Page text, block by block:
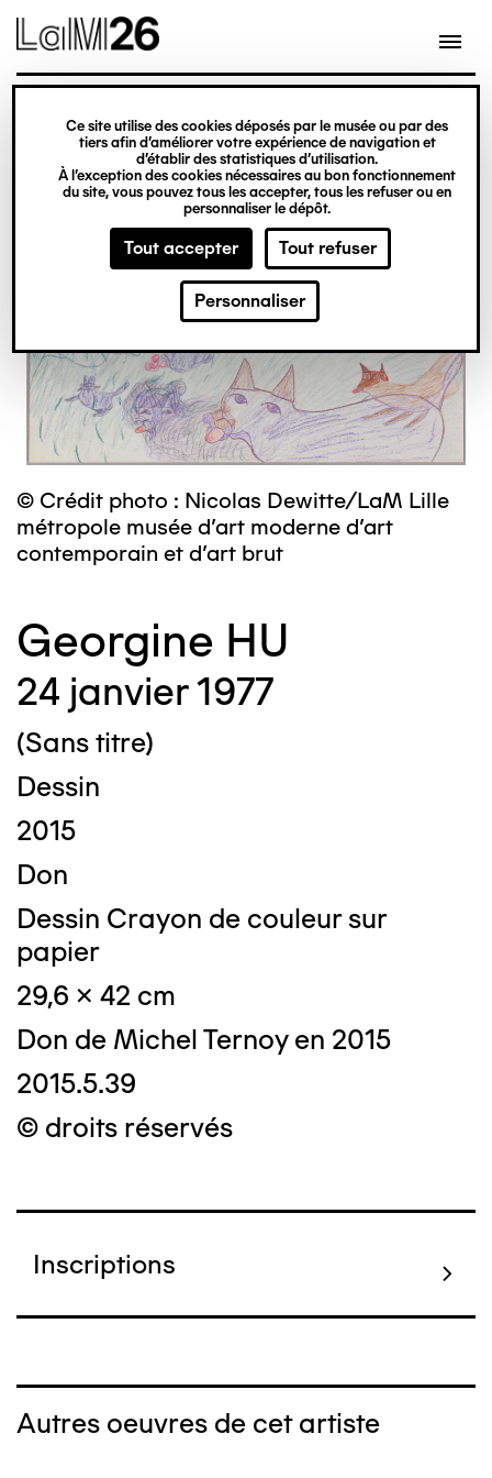
Gestion des cookies
Ce site utilise des cookies déposés par le musée ou par des
tiers afin d’améliorer votre expérience de navigation et
d’établir des statistiques d’utilisation.
À l’exception des cookies nécessaires au bon fonctionnement
du site, vous pouvez tous les accepter, tous les refuser ou en
personnaliser le dépôt.
Tout accepter Tout refuser
Personnaliser
contenu
© Crédit photo : Nicolas Dewitte/LaM Lille
métropole musée d’art moderne d’art
contemporain et d’art brut
Georgine HU
24 janvier 1977
(Sans titre)
Dessin
2015
Don
Dessin Crayon de couleur sur
papier
29,6 x 42 cm
Don de Michel Ternoy en 2015
2015.5.39
© droits réservés
Inscriptions
Autres oeuvres de cet artiste